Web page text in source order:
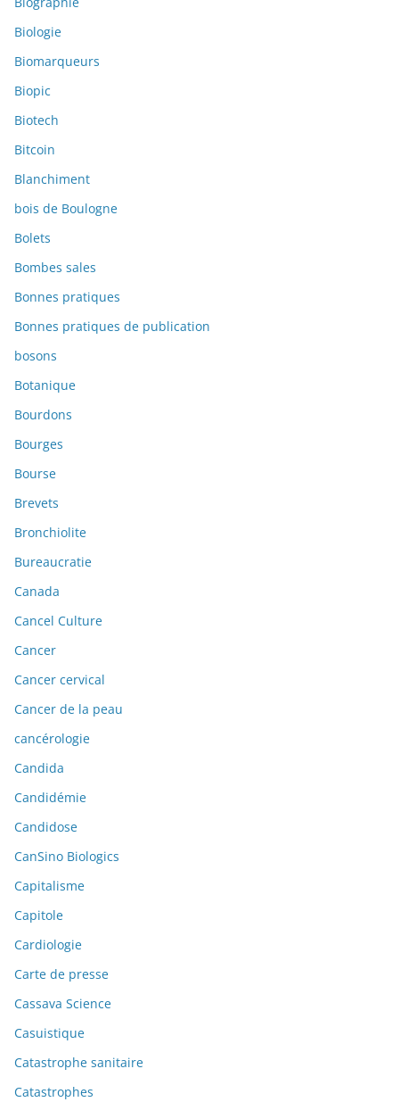
Biologie
Biomarqueurs
Biopic
Biotech
Bitcoin
Blanchiment
bois de Boulogne
Bolets
Bombes sales
Bonnes pratiques
Bonnes pratiques de publication
bosons
Botanique
Bourdons
Bourges
Bourse
Brevets
Bronchiolite
Bureaucratie
Canada
Cancel Culture
Cancer
Cancer cervical
Cancer de la peau
cancérologie
Candida
Candidémie
Candidose
CanSino Biologics
Capitalisme
Capitole
Cardiologie
Carte de presse
Cassava Science
Casuistique
Catastrophe sanitaire
Catastrophes